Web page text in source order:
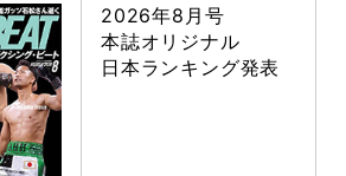
2026年8月号
本誌オリジナル
日本ランキング発表